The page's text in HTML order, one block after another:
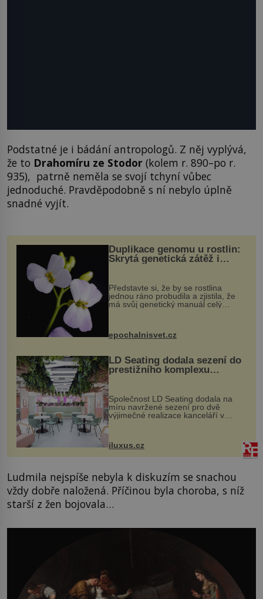
Podstatné je i bádání antropologů. Z něj vyplývá,
že to Drahomíru ze Stodor (kolem r. 890–po r.
935), patrně neměla se svojí tchyní vůbec
jednoduché. Pravděpodobně s ní nebylo úplně
snadné vyjít.
Duplikace genomu u rostlin:
Skrytá genetická zátěž i
Představte si, že by se rostlina
jednou ráno probudila a zjistila, že
má svůj genetický manuál celý
vstupenka...
epochalnisvet.cz
LD Seating dodala sezení do
prestižního komplexu
MediaCityUK v Salfordu
Společnost LD Seating dodala na
míru navržené sezení pro dvě
výjimečné realizace kanceláří v
areálu MediaCityUK v anglickém
budov Media...
iluxus.cz
Ludmila nejspíše nebyla k diskuzím se snachou
vždy dobře naložená. Příčinou byla choroba, s níž
starší z žen bojovala…